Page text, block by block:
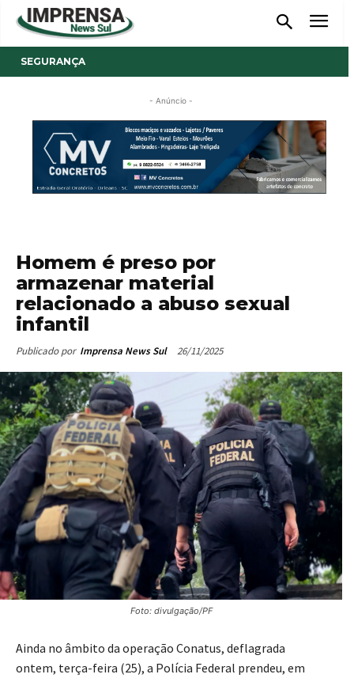
SEGURANÇA
- Anúncio -
Homem é preso por
armazenar material
relacionado a abuso sexual
infantil
Publicado por Imprensa News Sul 26/11/2025
Foto: divulgação/PF
Ainda no âmbito da operação Conatus, deflagrada
ontem, terça-feira (25), a Polícia Federal prendeu, em